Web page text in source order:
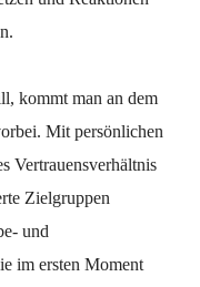
kommt man an dem
Mit persönlichen
Vertrauensverhältnis
Zielgruppen
und
im ersten Moment